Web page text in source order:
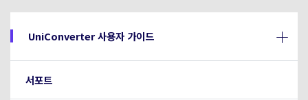
DVD / CD 사용자
지원되는 형식, 장치 및 GPU의 전체 목록.
새로운 정보
UniConverter 사용자 가이드
서포트